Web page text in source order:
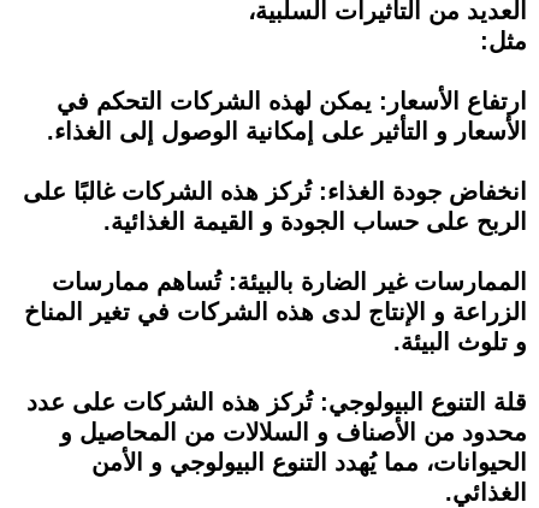
العديد من التأثيرات السلبية،
مثل:
ارتفاع الأسعار: يمكن لهذه الشركات التحكم في
الأسعار و التأثير على إمكانية الوصول إلى الغذاء.
انخفاض جودة الغذاء: تُركز هذه الشركات غالبًا على
الربح على حساب الجودة و القيمة الغذائية.
الممارسات غير الضارة بالبيئة: تُساهم ممارسات
الزراعة و الإنتاج لدى هذه الشركات في تغير المناخ
و تلوث البيئة.
قلة التنوع البيولوجي: تُركز هذه الشركات على عدد
محدود من الأصناف و السلالات من المحاصيل و
الحيوانات، مما يُهدد التنوع البيولوجي و الأمن
الغذائي.